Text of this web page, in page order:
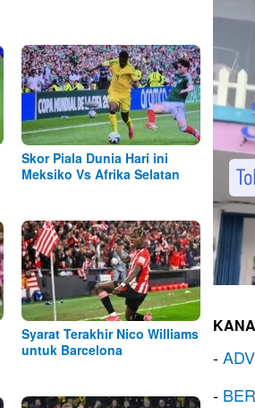
Skor Piala Dunia Hari ini
Meksiko Vs Afrika Selatan
Syarat Terakhir Nico Williams
untuk Barcelona
-
-